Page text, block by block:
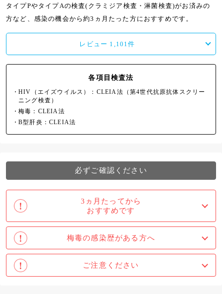
タイプPやタイプAの検査(クラミジア検査・淋菌検査)がお済みの
方など、感染の機会から約3ヵ月たった方におすすめです。
レビュー 1,101件
各項目検査法
・HIV（エイズウイルス）：CLEIA法（第4世代抗原抗体スクリー
ニング検査）
・梅毒：CLEIA法
・B型肝炎：CLEIA法
必ずご確認ください
3ヵ月たってから
おすすめです
梅毒の感染歴がある方へ
ご注意ください